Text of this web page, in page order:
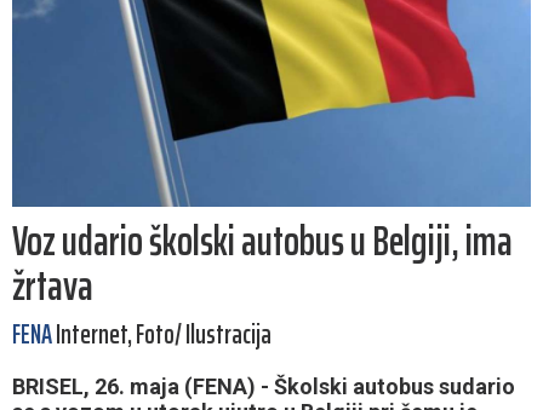
Voz udario školski autobus u Belgiji, ima
žrtava
FENAInternet, Foto/ Ilustracija
BRISEL, 26. maja (FENA) - Školski autobus sudario